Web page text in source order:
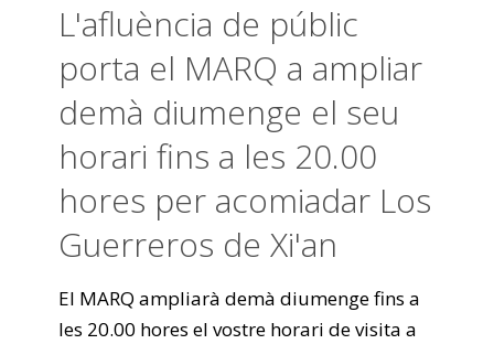
L'afluència de públic
porta el MARQ a ampliar
demà diumenge el seu
horari fins a les 20.00
hores per acomiadar Los
Guerreros de Xi'an
El MARQ ampliarà demà diumenge fins a
les 20.00 hores el vostre horari de visita a